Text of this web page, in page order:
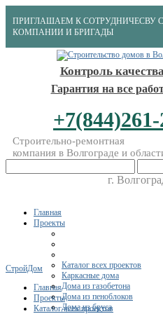
ПРИГЛАШАЕМ К СОТРУДНИЧЕСВУ
КОМПАНИИ И БРИГАДЫ
Контроль
Гарантия на все
Строительно-ремонтная
компания в Волгограде и
г.
Главная
Проекты
Каталог всех проектов
Каркасные дома
Дома из газобетона
Дома из пеноблоков
Дома из бруса
СтройДом
Главная
Проекты
Каталог всех проектов